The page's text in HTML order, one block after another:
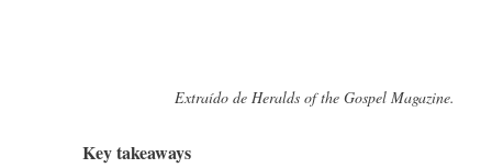
Extraído de Heralds of the Gospel Magazine.
Key takeaways